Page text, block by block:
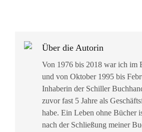
Über die Autorin
Von 1976 bis 2018 war ich im
und von Oktober 1995 bis
Inhaberin der Schiller
zuvor fast 5 Jahre als
habe. Ein Leben ohne Bücher
nach der Schließung meiner